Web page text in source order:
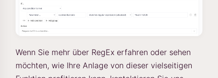
Wenn Sie mehr über RegEx erfahren oder sehen
möchten, wie Ihre Anlage von dieser vielseitigen